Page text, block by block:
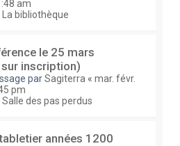
am
La bibliothèque
le 25 mars
inscription)
parSagiterra « mar. févr.
pm
Salle des pas perdus
années 1200